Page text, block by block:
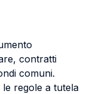
contratti
comuni.
le regole a tutela